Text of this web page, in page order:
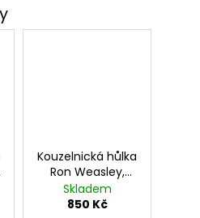
Kouzelnická hůlka
Ron Weasley,
Harry Potter
Skladem
850 Kč